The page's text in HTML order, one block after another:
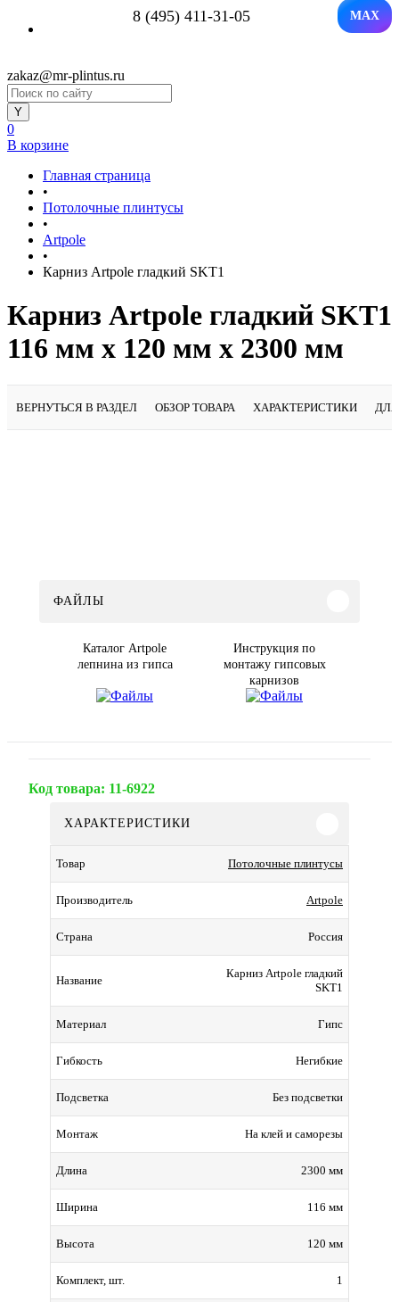
8 (495) 411-31-05 MAX
zakaz@mr-plintus.ru
0
В корзине
Главная страница
•
Потолочные плинтусы
•
Artpole
•
Карниз Artpole гладкий SKT1
Карниз Artpole гладкий SKT1
116 мм х 120 мм х 2300 мм
ВЕРНУТЬСЯ В РАЗДЕЛ ОБЗОР ТОВАРА ХАРАКТЕРИСТИКИ
ФАЙЛЫ
Каталог Artpole
лепнина из гипса
Инструкция по
монтажу гипсовых
карнизов
Код товара: 11-6922
ХАРАКТЕРИСТИКИ
Товар Потолочные плинтусы
Производитель Artpole
Страна Россия
Название
Карниз Artpole гладкий
SKT1
Материал Гипс
Гибкость Негибкие
Подсветка Без подсветки
Монтаж На клей и саморезы
Длина 2300 мм
Ширина 116 мм
Высота 120 мм
Комплект, шт. 1